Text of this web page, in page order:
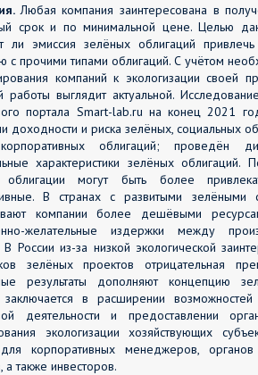
Любая компания заинтересована в
срок и по минимальной цене. Целью
ли эмиссия зелёных облигаций
с прочими типами облигаций. С учётом
компаний к экологизации своей
работы выглядит актуальной.
портала Smart-lab.ru на конец 2021
доходности и риска зелёных, социальных
облигаций; проведён
характеристики зелёных
облигации могут быть более
В странах с развитыми
компании более дешёвыми
желательные издержки между
России из-за низкой экологической
зелёных проектов отрицательная
результаты дополняют концепцию
в расширении
деятельности и предоставлении
экологизации хозяйствующих
корпоративных менеджеров,
а также инвесторов.